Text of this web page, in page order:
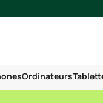
Ordinateurs